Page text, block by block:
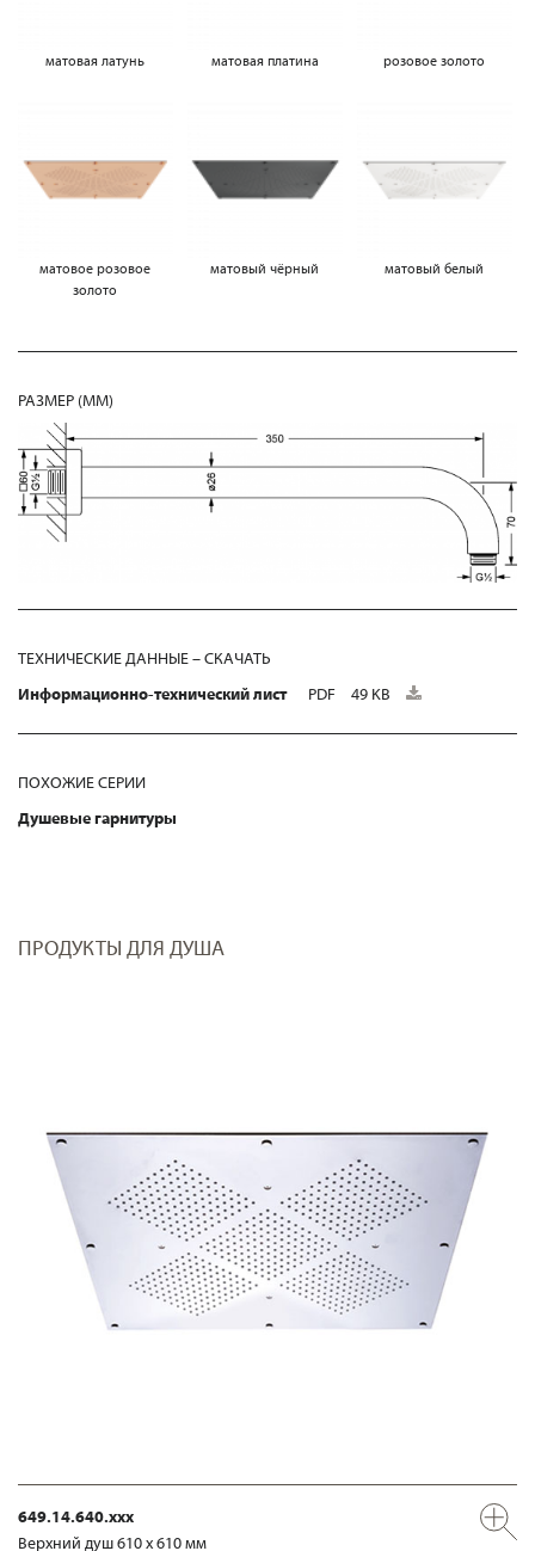
матовая латунь матовая платина розовое золото
матовое розовое
золото
матовый чёрный матовый белый
РАЗМЕР (MM)
ТЕХНИЧЕСКИЕ ДАННЫЕ – СКАЧАТЬ
Информационно-технический лист
PDF 49 KB
ПОХОЖИЕ СЕРИИ
Душевые гарнитуры
ПРОДУКТЫ ДЛЯ ДУША
649.14.640.xxx
Верхний душ 610 х 610 мм